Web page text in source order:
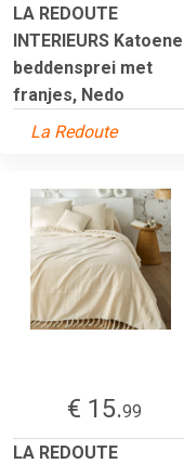
LA REDOUTE
INTERIEURS
beddensprei met
franjes, Nedo
La Redoute
€ 15.99
LA REDOUTE